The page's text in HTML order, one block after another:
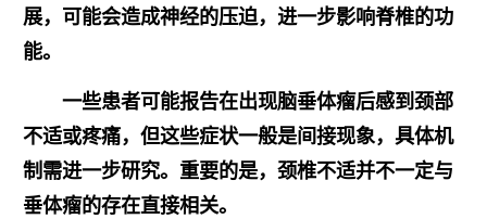
展，可能会造成神经的压迫，进一步影响脊椎的功
能。
一些患者可能报告在出现脑垂体瘤后感到颈部
不适或疼痛，但这些症状一般是间接现象，具体机
制需进一步研究。重要的是，颈椎不适并不一定与
垂体瘤的存在直接相关。